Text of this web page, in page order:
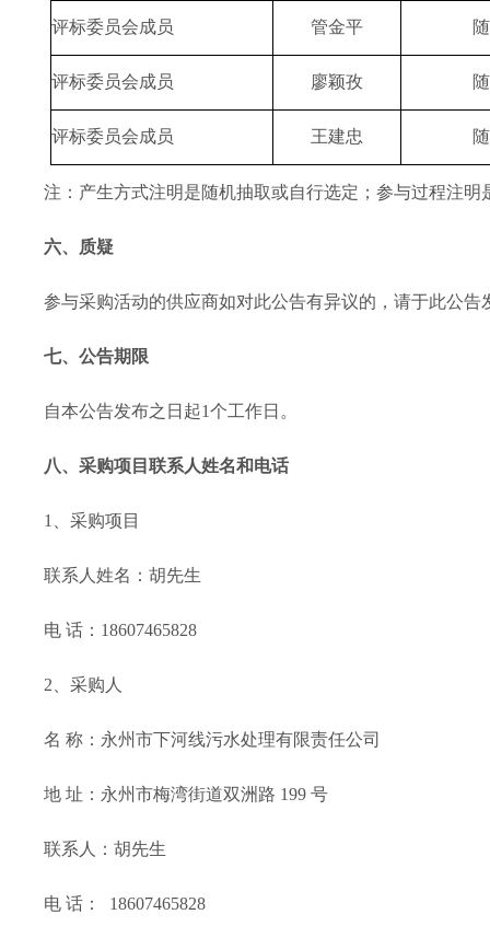
评标委员会成员 管金平
评标委员会成员 廖颖孜
评标委员会成员 王建忠
注：产生方式注明是随机抽取或自行选定；参与过程注明
六、质疑
参与采购活动的供应商如对此公告有异议的，请于此公
七、公告期限
自本公告发布之日起1个工作日。
八、采购项目联系人姓名和电话
1、采购项目
联系人姓名： 胡先生
电 话： 18607465828
2、采购人
名 称： 永州市下河线污水处理有限责任公司
地 址： 永州市梅湾街道双洲路 199 号
联系人： 胡先生
电 话： 18607465828